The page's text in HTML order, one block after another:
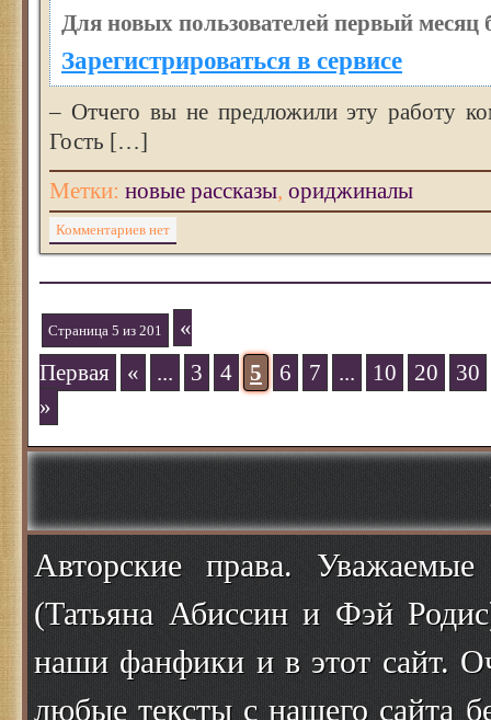
Для новых пользователей первый месяц
Зарегистрироваться в сервисе
– Отчего вы не предложили эту работу
Гость […]
Метки: новые рассказы, ориджиналы
Комментариев нет
Страница 5 из 201
«
Первая
« ... 3 4 5 6 7 ... 10 20
30
»
Авторские права.
(Татьяна Абиссин и Фэй
наши фанфики и в этот сайт.
любые тексты с нашего сайта